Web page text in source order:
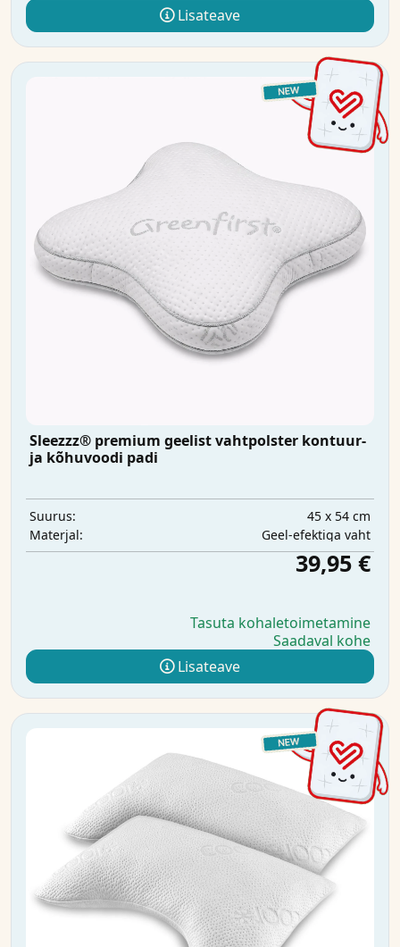
Lisateave
Sleezzz® premium geelist vahtpolster kontuur-
ja kõhuvoodi padi
Suurus:
45 x 54 cm
Materjal:
Geel-efektiga vaht
39,95 €
Tasuta kohaletoimetamine
Saadaval kohe
Lisateave